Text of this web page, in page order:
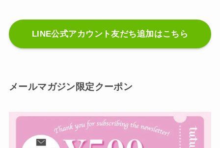
LINE公式アカウント友だち追加はこちら
メールマガジン限定クーポン